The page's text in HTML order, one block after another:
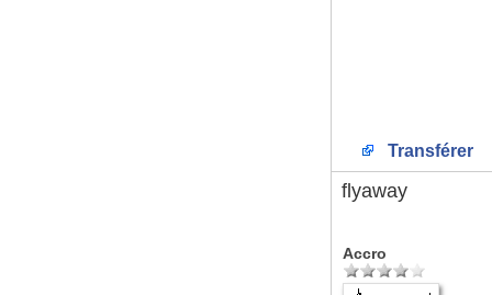
Transférer
flyaway
Accro